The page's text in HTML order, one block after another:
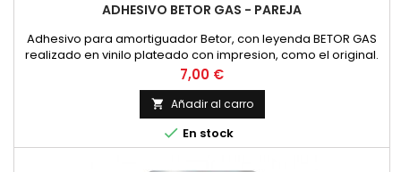
ADHESIVO BETOR GAS - PAREJA
Adhesivo para amortiguador Betor, con leyenda BETOR GAS
realizado en vinilo plateado con impresion, como el original.
PRECIO POR PAREJA
Precio
7,00 €
 Añadir al carro
 En stock